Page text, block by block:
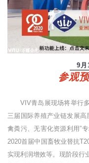
9月
参观
VIV青岛展现场将举行
三届国际养殖产业链发展
禽粪污、无害化资源利用”
2020首届中国畜牧业替抗
实现利润增效等。现阶段行